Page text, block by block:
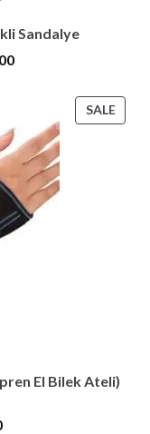
Sandalye
Current
₺6.290,00. SALE
ON
El Bilek Ateli)
Current